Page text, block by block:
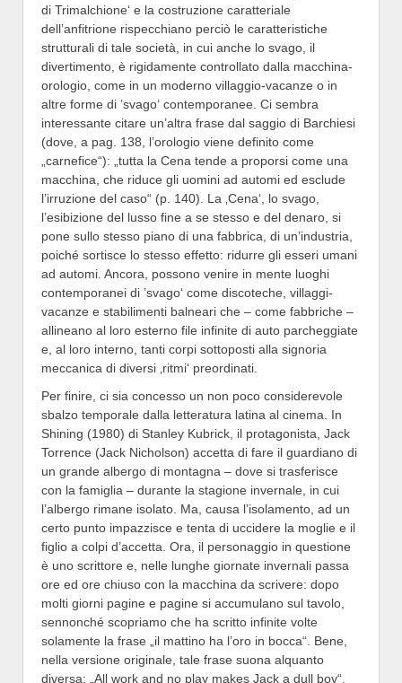
di Trimalchione‘ e la costruzione caratteriale
dell’anfitrione rispecchiano perciò le caratteristiche
strutturali di tale società, in cui anche lo svago, il
divertimento, è rigidamente controllato dalla macchina-
orologio, come in un moderno villaggio-vacanze o in
altre forme di ’svago‘ contemporanee. Ci sembra
interessante citare un’altra frase dal saggio di Barchiesi
(dove, a pag. 138, l’orologio viene definito come
„carnefice“): „tutta la Cena tende a proporsi come una
macchina, che riduce gli uomini ad automi ed esclude
l’irruzione del caso“ (p. 140). La ‚Cena‘, lo svago,
l’esibizione del lusso fine a se stesso e del denaro, si
pone sullo stesso piano di una fabbrica, di un’industria,
poiché sortisce lo stesso effetto: ridurre gli esseri umani
ad automi. Ancora, possono venire in mente luoghi
contemporanei di ’svago‘ come discoteche, villaggi-
vacanze e stabilimenti balneari che – come fabbriche –
allineano al loro esterno file infinite di auto parcheggiate
e, al loro interno, tanti corpi sottoposti alla signoria
meccanica di diversi ‚ritmi‘ preordinati.
Per finire, ci sia concesso un non poco considerevole
sbalzo temporale dalla letteratura latina al cinema. In
Shining (1980) di Stanley Kubrick, il protagonista, Jack
Torrence (Jack Nicholson) accetta di fare il guardiano di
un grande albergo di montagna – dove si trasferisce
con la famiglia – durante la stagione invernale, in cui
l’albergo rimane isolato. Ma, causa l’isolamento, ad un
certo punto impazzisce e tenta di uccidere la moglie e il
figlio a colpi d’accetta. Ora, il personaggio in questione
è uno scrittore e, nelle lunghe giornate invernali passa
ore ed ore chiuso con la macchina da scrivere: dopo
molti giorni pagine e pagine si accumulano sul tavolo,
sennonché scopriamo che ha scritto infinite volte
solamente la frase „il mattino ha l’oro in bocca“. Bene,
nella versione originale, tale frase suona alquanto
diversa: „All work and no play makes Jack a dull boy“,